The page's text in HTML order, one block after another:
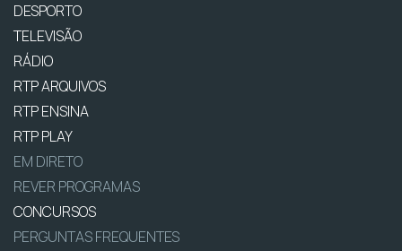
DESPORTO
TELEVISÃO
RÁDIO
RTP ARQUIVOS
RTP ENSINA
RTP PLAY
EM DIRETO
REVER PROGRAMAS
CONCURSOS
PERGUNTAS FREQUENTES